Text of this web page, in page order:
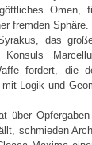
Omen,
fremden Sphäre.
das
Konsuls
fordert, die
Logik und
über
schmieden